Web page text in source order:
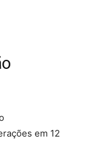
em 12